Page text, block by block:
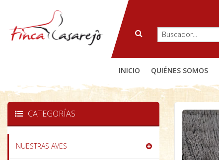
INICIO QUIÉNES SOMOS
CATEGORÍAS
NUESTRAS AVES